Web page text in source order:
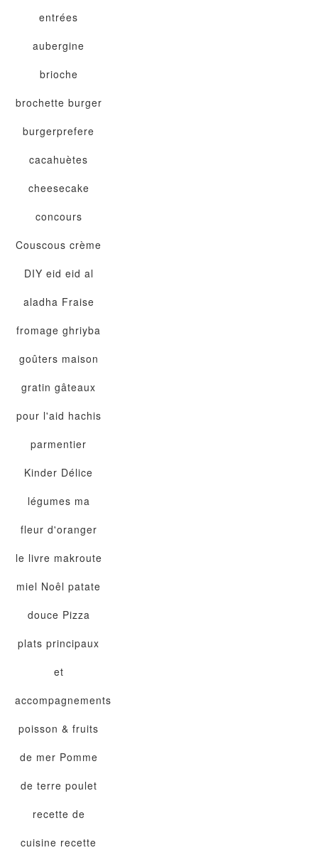
entrées
aubergine
brioche
brochette burger
burgerprefere
cacahuètes
cheesecake
concours
Couscous crème
DIY eid eid al
aladha Fraise
fromage ghriyba
goûters maison
gratin gâteaux
pour l'aid hachis
parmentier
Kinder Délice
légumes ma
fleur d'oranger
le livre makroute
miel Noêl patate
douce Pizza
plats principaux
et
accompagnements
poisson & fruits
de mer Pomme
de terre poulet
recette de
cuisine recette